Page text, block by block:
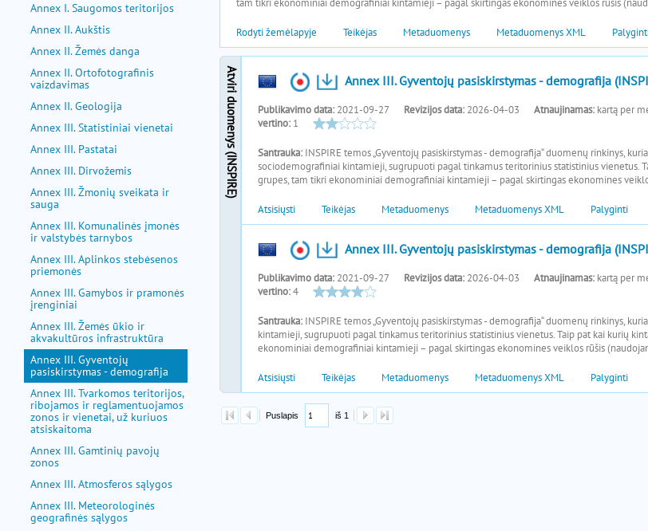
Annex I. Saugomos teritorijos
Annex II. Aukštis
Annex II. Žemės danga
Annex II. Ortofotografinis
vaizdavimas
Annex II. Geologija
Annex III. Statistiniai vienetai
Annex III. Pastatai
Annex III. Dirvožemis
Annex III. Žmonių sveikata ir
sauga
Annex III. Komunalinės įmonės
ir valstybės tarnybos
Annex III. Aplinkos stebėsenos
priemonės
Annex III. Gamybos ir pramonės
įrenginiai
Annex III. Žemės ūkio ir
akvakultūros infrastruktūra
Annex III. Gyventojų
pasiskirstymas - demografija
Annex III. Tvarkomos teritorijos,
ribojamos ir reglamentuojamos
zonos ir vienetai, už kuriuos
atsiskaitoma
Annex III. Gamtinių pavojų
zonos
Annex III. Atmosferos sąlygos
Annex III. Meteorologinės
geografinės sąlygos